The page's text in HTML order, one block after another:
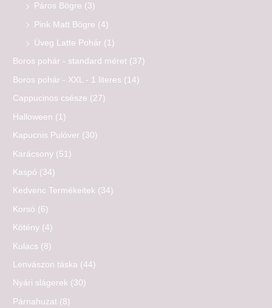
Páros Bögre (3)
Pink Matt Bögre (4)
Üveg Latte Pohár (1)
Boros pohár - standard méret (37)
Boros pohár - XXL - 1 literes (14)
Cappucinos csésze (27)
Halloween (1)
Kapucnis Pulóver (30)
Karácsony (51)
Kaspó (34)
Kedvenc Termékeitek (34)
Korsó (6)
Kötény (4)
Kulacs (8)
Lenvászon táska (44)
Nyári slágerek (30)
Párnahuzat (8)